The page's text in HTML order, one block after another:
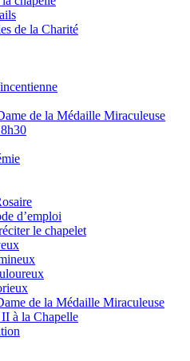
de la Charité
de la Médaille Miraculeuse
d’emploi
le chapelet
de la Médaille Miraculeuse
à la Chapelle